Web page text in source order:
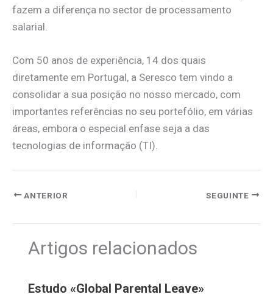
fazem a diferença no sector de processamento
salarial.
Com 50 anos de experiência, 14 dos quais
diretamente em Portugal, a Seresco tem vindo a
consolidar a sua posição no nosso mercado, com
importantes referências no seu portefólio, em várias
áreas, embora o especial enfase seja a das
tecnologias de informação (TI).
ANTERIOR SEGUINTE
Artigos relacionados
Estudo «Global Parental Leave»